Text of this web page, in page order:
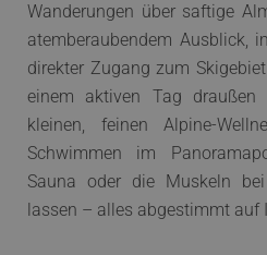
Wanderungen über saftige
atemberaubendem Ausblick,
direkter Zugang zum
einem aktiven Tag
kleinen, feinen Alpine-
Schwimmen im
Sauna oder die Muskeln
lassen – alles abgestimmt auf